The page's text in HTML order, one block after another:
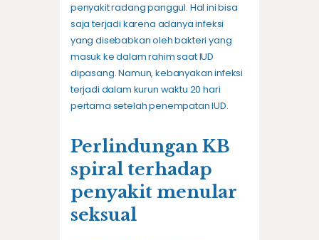
penyakit radang panggul. Hal ini bisa
saja terjadi karena adanya infeksi
yang disebabkan oleh bakteri yang
masuk ke dalam rahim saat IUD
dipasang. Namun, kebanyakan infeksi
terjadi dalam kurun waktu 20 hari
pertama setelah penempatan IUD.
Perlindungan KB
spiral terhadap
penyakit menular
seksual